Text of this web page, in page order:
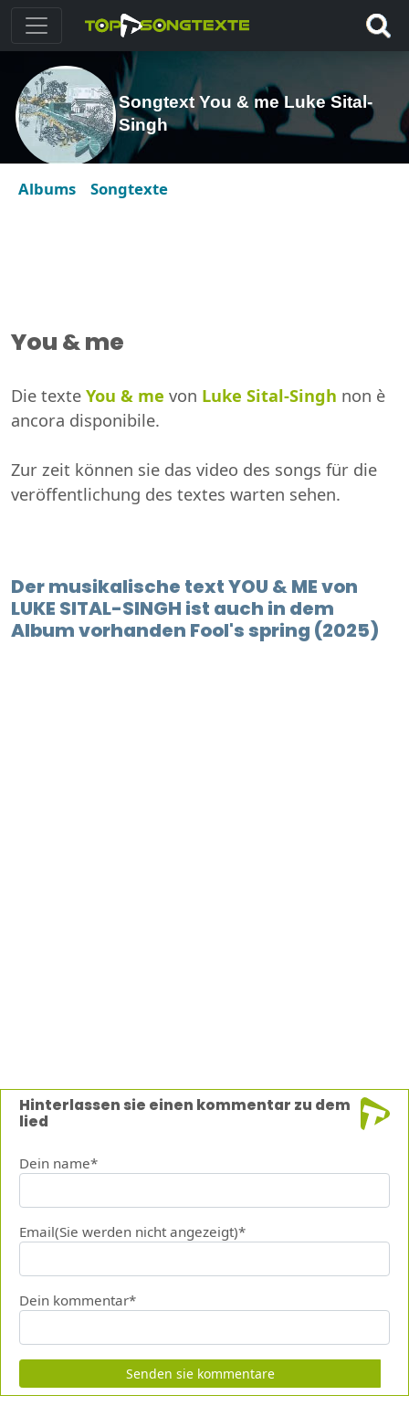
Songtext You & me Luke Sital-
Singh
Albums Songtexte
You & me
Die texte You & me von Luke Sital-Singh non è
ancora disponibile.
Zur zeit können sie das video des songs für die
veröffentlichung des textes warten sehen.
Der musikalische text YOU & ME von
LUKE SITAL-SINGH ist auch in dem
Album vorhanden Fool's spring (2025)
Hinterlassen sie einen kommentar zu dem
lied
Dein name*
Email(Sie werden nicht angezeigt)*
Dein kommentar*
Senden sie kommentare